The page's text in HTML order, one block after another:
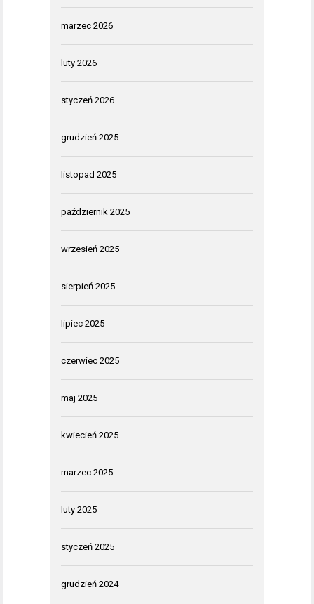
marzec 2026
luty 2026
styczeń 2026
grudzień 2025
listopad 2025
październik 2025
wrzesień 2025
sierpień 2025
lipiec 2025
czerwiec 2025
maj 2025
kwiecień 2025
marzec 2025
luty 2025
styczeń 2025
grudzień 2024